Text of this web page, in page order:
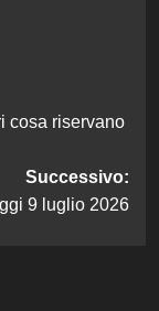
cosa riservano
Successivo:
9 luglio 2026